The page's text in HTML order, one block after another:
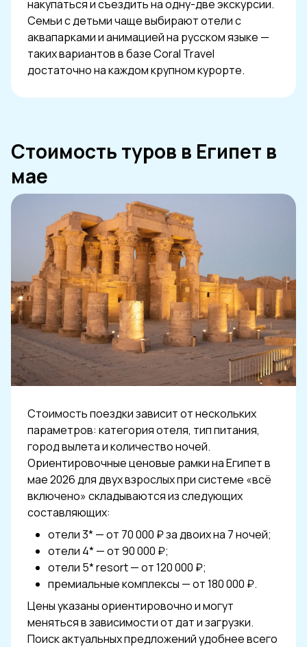
накупаться и съездить на одну-две экскурсии.
Семьи с детьми чаще выбирают отели с
аквапарками и анимацией на русском языке —
таких вариантов в базе Coral Travel
достаточно на каждом крупном курорте.
Стоимость туров в Египет в
мае
Стоимость поездки зависит от нескольких
параметров: категория отеля, тип питания,
город вылета и количество ночей.
Ориентировочные ценовые рамки на Египет в
мае 2026 для двух взрослых при системе «всё
включено» складываются из следующих
составляющих:
отели 3* — от 70 000 ₽ за двоих на 7 ночей;
отели 4* — от 90 000 ₽;
отели 5* resort — от 120 000 ₽;
премиальные комплексы — от 180 000 ₽.
Цены указаны ориентировочно и могут
меняться в зависимости от дат и загрузки.
Поиск актуальных предложений удобнее всего